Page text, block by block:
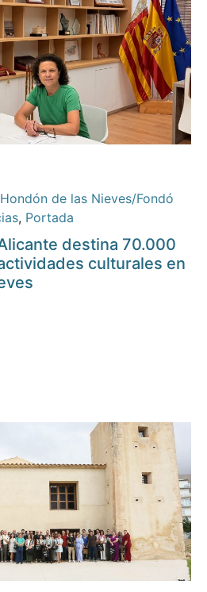
Hondón de las Nieves/Fondó
, Portada
destina 70.000
culturales en